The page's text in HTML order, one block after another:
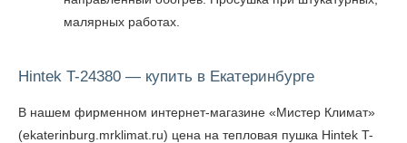
малярных работах.
Hintek T-24380 — купить в Екатеринбурге
В нашем фирменном интернет-магазине «Мистер Климат»
(ekaterinburg.mrklimat.ru) цена на тепловая пушка Hintek T-